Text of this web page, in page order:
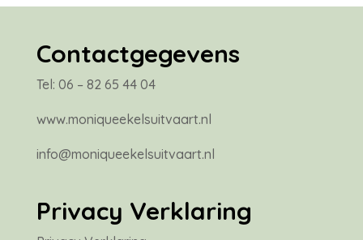
Contactgegevens
Tel: 06 – 82 65 44 04
www.moniqueekelsuitvaart.nl
info@moniqueekelsuitvaart.nl
Privacy Verklaring